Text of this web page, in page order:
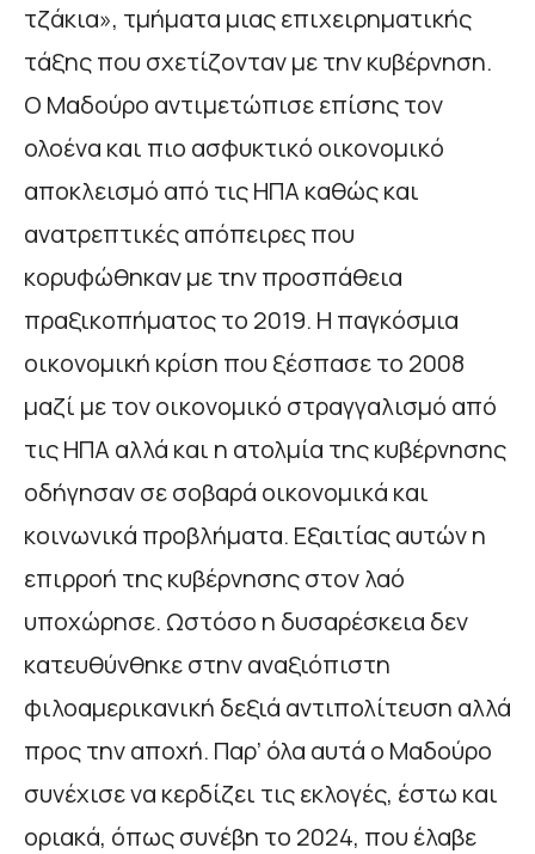
τζάκια», τμήματα μιας επιχειρηματικής
τάξης που σχετίζονταν με την κυβέρνηση.
Ο Μαδούρο αντιμετώπισε επίσης τον
ολοένα και πιο ασφυκτικό οικονομικό
αποκλεισμό από τις ΗΠΑ καθώς και
ανατρεπτικές απόπειρες που
κορυφώθηκαν με την προσπάθεια
πραξικοπήματος το 2019. Η παγκόσμια
οικονομική κρίση που ξέσπασε το 2008
μαζί με τον οικονομικό στραγγαλισμό από
τις ΗΠΑ αλλά και η ατολμία της κυβέρνησης
οδήγησαν σε σοβαρά οικονομικά και
κοινωνικά προβλήματα. Εξαιτίας αυτών η
επιρροή της κυβέρνησης στον λαό
υποχώρησε. Ωστόσο η δυσαρέσκεια δεν
κατευθύνθηκε στην αναξιόπιστη
φιλοαμερικανική δεξιά αντιπολίτευση αλλά
προς την αποχή. Παρ’ όλα αυτά ο Μαδούρο
συνέχισε να κερδίζει τις εκλογές, έστω και
οριακά, όπως συνέβη το 2024, που έλαβε